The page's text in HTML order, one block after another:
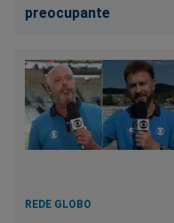
preocupante
REDE GLOBO